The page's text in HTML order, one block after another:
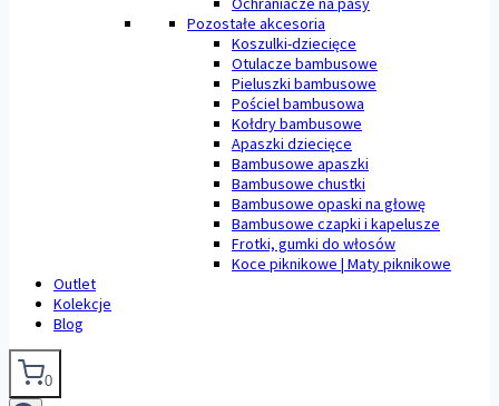
Pozostałe akcesoria
Koszulki-dziecięce
Otulacze bambusowe
Pieluszki bambusowe
Pościel bambusowa
Kołdry bambusowe
Apaszki dziecięce
Bambusowe apaszki
Bambusowe chustki
Bambusowe opaski na głowę
Bambusowe czapki i kapelusze
Frotki, gumki do włosów
Koce piknikowe | Maty piknikowe
Outlet
Kolekcje
Blog
0